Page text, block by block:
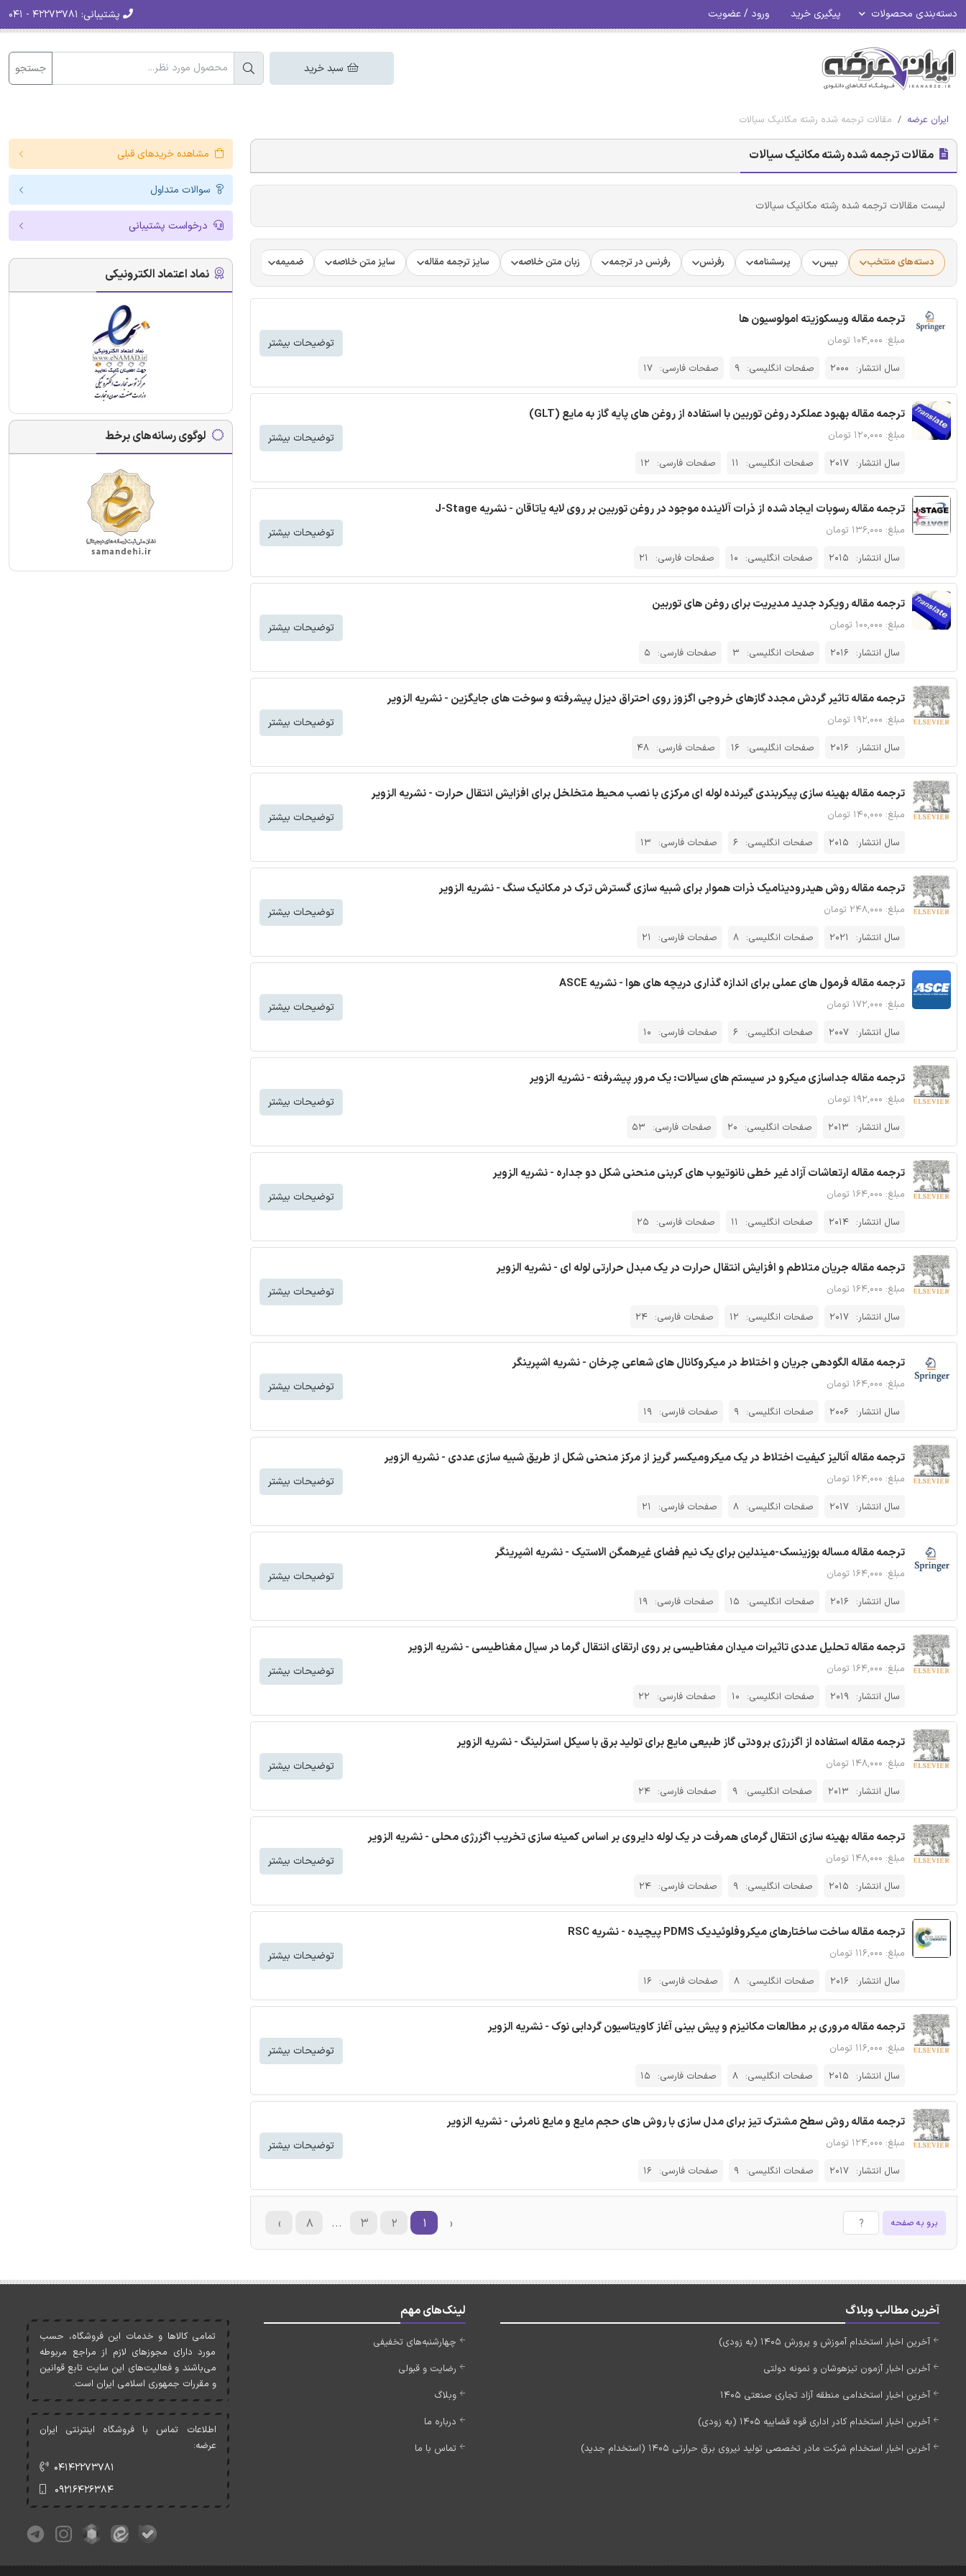
دسته‌بندی محصولات پیگیری خرید ورود / عضویت پشتیبانی:
سبد خرید جستجو
ایران عرضه مقالات ترجمه شده رشته مکانیک سیالات
مقالات ترجمه شده رشته مکانیک سیالات
لیست مقالات ترجمه شده رشته مکانیک سیالات
دسته‌های منتخب بیس پرسشنامه رفرنس رفرنس در ترجمه زبان متن خلاصه سایز ترجمه مقاله سایز متن خلاصه ضمیمه فرضیه فرمت ترجمه مقاله فرمت مقاله انگلیسی
ترجمه مقاله ویسکوزیته امولوسیون ها
مبلغ: ۱۰۴,۰۰۰ تومان
سال انتشار: 2000 صفحات انگلیسی: 9 صفحات فارسی: 17
توضیحات بیشتر
ترجمه مقاله بهبود عملکرد روغن توربین با استفاده از روغن های پایه گاز به مایع (GLT)
مبلغ: ۱۲۰,۰۰۰ تومان
سال انتشار: 2017 صفحات انگلیسی: 11 صفحات فارسی: 12
توضیحات بیشتر
ترجمه مقاله رسوبات ایجاد شده از ذرات آلاینده موجود در روغن توربین بر روی لایه یاتاقان - نشریه J-Stage
مبلغ: ۱۳۶,۰۰۰ تومان
سال انتشار: 2015 صفحات انگلیسی: 10 صفحات فارسی: 21
توضیحات بیشتر
ترجمه مقاله رویکرد جدید مدیریت برای روغن های توربین
مبلغ: ۱۰۰,۰۰۰ تومان
سال انتشار: 2016 صفحات انگلیسی: 3 صفحات فارسی: 5
توضیحات بیشتر
ترجمه مقاله تاثیر گردش مجدد گازهای خروجی اگزوز روی احتراق دیزل پیشرفته و سوخت های جایگزین - نشریه الزویر
مبلغ: ۱۹۲,۰۰۰ تومان
سال انتشار: 2016 صفحات انگلیسی: 16 صفحات فارسی: 48
توضیحات بیشتر
ترجمه مقاله بهینه سازی پیکربندی گیرنده لوله ای مرکزی با نصب محیط متخلخل برای افزایش انتقال حرارت - نشریه الزویر
مبلغ: ۱۴۰,۰۰۰ تومان
سال انتشار: 2015 صفحات انگلیسی: 6 صفحات فارسی: 13
توضیحات بیشتر
ترجمه مقاله روش هیدرودینامیک ذرات هموار برای شبیه سازی گسترش ترک در مکانیک سنگ - نشریه الزویر
مبلغ: ۲۴۸,۰۰۰ تومان
سال انتشار:
2021 صفحات انگلیسی: 8 صفحات فارسی: 21
توضیحات بیشتر
ترجمه مقاله فرمول های عملی برای اندازه گذاری دریچه های هوا - نشریه ASCE
مبلغ: ۱۷۲,۰۰۰ تومان
سال انتشار: 2007 صفحات انگلیسی: 6 صفحات فارسی: 10
توضیحات بیشتر
ترجمه مقاله جداسازی میکرو در سیستم های سیالات: یک مرور پیشرفته - نشریه الزویر
مبلغ: ۱۹۲,۰۰۰ تومان
سال انتشار: 2013 صفحات انگلیسی: 20 صفحات فارسی: 53
توضیحات بیشتر
ترجمه مقاله ارتعاشات آزاد غیر خطی نانوتیوب های کربنی منحنی شکل دو جداره - نشریه الزویر
مبلغ: ۱۶۴,۰۰۰ تومان
سال انتشار: 2014 صفحات انگلیسی: 11 صفحات فارسی: 25
توضیحات بیشتر
ترجمه مقاله جریان متلاطم و افزایش انتقال حرارت در یک مبدل حرارتی لوله ای - نشریه الزویر
مبلغ: ۱۶۴,۰۰۰ تومان
سال انتشار: 2017 صفحات انگلیسی: 12 صفحات فارسی: 24
توضیحات بیشتر
ترجمه مقاله الگودهی جریان و اختلاط در میکروکانال های شعاعی چرخان - نشریه اشپرینگر
مبلغ: ۱۶۴,۰۰۰ تومان
سال انتشار: 2006 صفحات انگلیسی: 9 صفحات فارسی: 19
توضیحات بیشتر
ترجمه مقاله آنالیز کیفیت اختلاط در یک میکرومیکسر گریز از مرکز منحنی شکل از طریق شبیه سازی عددی - نشریه الزویر
مبلغ: ۱۶۴,۰۰۰ تومان
سال انتشار: 2017 صفحات انگلیسی: 8 صفحات فارسی: 21
توضیحات بیشتر
ترجمه مقاله مساله بوزینسک-میندلین برای یک نیم فضای غیرهمگن الاستیک - نشریه اشپرینگر
مبلغ: ۱۶۴,۰۰۰ تومان
سال انتشار: 2016 صفحات انگلیسی: 15 صفحات فارسی: 19
توضیحات بیشتر
ترجمه مقاله تحلیل عددی تاثیرات میدان مغناطیسی بر روی ارتقای انتقال گرما در سیال مغناطیسی - نشریه الزویر
مبلغ: ۱۶۴,۰۰۰ تومان
سال انتشار: 2019 صفحات انگلیسی: 10 صفحات فارسی: 22
توضیحات بیشتر
ترجمه مقاله استفاده از اگزرژی برودتی گاز طبیعی مایع برای تولید برق با سیکل استرلینگ - نشریه الزویر
مبلغ: ۱۴۸,۰۰۰ تومان
سال انتشار: 2013 صفحات انگلیسی: 9 صفحات فارسی: 24
توضیحات بیشتر
ترجمه مقاله بهینه سازی انتقال گرمای همرفت در یک لوله دایروی بر اساس کمینه سازی تخریب اگزرژی محلی - نشریه الزویر
مبلغ: ۱۴۸,۰۰۰ تومان
سال انتشار: 2015 صفحات انگلیسی: 9 صفحات فارسی: 24
توضیحات بیشتر
ترجمه مقاله ساخت ساختارهای میکروفلوئیدیک PDMS پیچیده - نشریه RSC
مبلغ: ۱۱۶,۰۰۰ تومان
سال انتشار: 2016 صفحات انگلیسی: 8 صفحات فارسی: 16
توضیحات بیشتر
ترجمه مقاله مروری بر مطالعات مکانیزم و پیش بینی آغاز کاویتاسیون گردابی نوک - نشریه الزویر
مبلغ: ۱۱۶,۰۰۰ تومان
سال انتشار: 2015 صفحات انگلیسی: 8 صفحات فارسی: 15
توضیحات بیشتر
ترجمه مقاله روش سطح مشترک تیز برای مدل سازی با روش های حجم مایع و مایع نامرئی - نشریه الزویر
مبلغ: ۱۲۴,۰۰۰ تومان
سال انتشار: 2017 صفحات انگلیسی: 9 صفحات فارسی: 16
توضیحات بیشتر
برو به صفحه ‹ ۱ ۲ ۳ ... ۸ ›
مشاهده خریدهای قبلی
سوالات متداول
درخواست پشتیبانی
نماد اعتماد الکترونیکی
لوگوی رسانه‌های برخط
آخرین مطالب وبلاگ
آخرین اخبار استخدام آموزش و پرورش 1405 (به زودی)
آخرین اخبار آزمون تیزهوشان و نمونه دولتی
آخرین اخبار استخدامی منطقه آزاد تجاری صنعتی 1405
آخرین اخبار استخدام کادر اداری قوه قضاییه 1405 (به زودی)
آخرین اخبار استخدام شرکت مادر تخصصی تولید نیروی برق حرارتی 1405 (استخدام جدید)
لینک‌های مهم
چهارشنبه‌های تخفیفی
رضایت و قبولی
وبلاگ
درباره ما
تماس با ما
تمامی کالاها و خدمات اين فروشگاه، حسب
مورد دارای مجوزهای لازم از مراجع مربوطه
می‌باشند و فعاليت‌های اين سايت تابع قوانين
و مقررات جمهوری اسلامی ايران است.
اطلاعات تماس با فروشگاه اینترنتی ایران
عرضه:
۰۴۱۴۲۲۷۳۷۸۱
۰۹۲۱۶۴۲۶۳۸۴